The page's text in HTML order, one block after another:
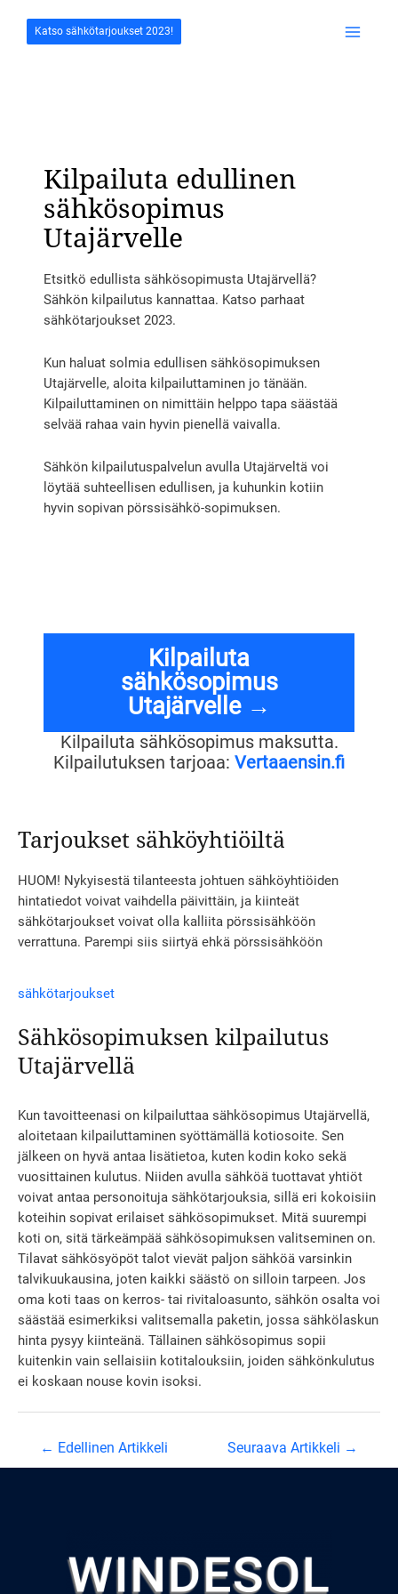
sisältöönKatso sähkötarjoukset 2023!
Kilpailuta edullinen
sähkösopimus
Utajärvelle
Etsitkö edullista sähkösopimusta Utajärvellä?
Sähkön kilpailutus kannattaa. Katso parhaat
sähkötarjoukset 2023.
Kun haluat solmia edullisen sähkösopimuksen
Utajärvelle, aloita kilpailuttaminen jo tänään.
Kilpailuttaminen on nimittäin helppo tapa säästää
selvää rahaa vain hyvin pienellä vaivalla.
Sähkön kilpailutuspalvelun avulla Utajärveltä voi
löytää suhteellisen edullisen, ja kuhunkin kotiin
hyvin sopivan pörssisähkö-sopimuksen.
Kilpailuta
sähkösopimus
Utajärvelle →
Kilpailuta sähkösopimus maksutta.
Kilpailutuksen tarjoaa: Vertaaensin.fi
Tarjoukset sähköyhtiöiltä
HUOM! Nykyisestä tilanteesta johtuen sähköyhtiöiden
hintatiedot voivat vaihdella päivittäin, ja kiinteät
sähkötarjoukset voivat olla kalliita pörssisähköön
verrattuna. Parempi siis siirtyä ehkä pörssisähköön
sähkötarjoukset
Sähkösopimuksen kilpailutus
Utajärvellä
Kun tavoitteenasi on kilpailuttaa sähkösopimus Utajärvellä,
aloitetaan kilpailuttaminen syöttämällä kotiosoite. Sen
jälkeen on hyvä antaa lisätietoa, kuten kodin koko sekä
vuosittainen kulutus. Niiden avulla sähköä tuottavat yhtiöt
voivat antaa personoituja sähkötarjouksia, sillä eri kokoisiin
koteihin sopivat erilaiset sähkösopimukset. Mitä suurempi
koti on, sitä tärkeämpää sähkösopimuksen valitseminen on.
Tilavat sähkösyöpöt talot vievät paljon sähköä varsinkin
talvikuukausina, joten kaikki säästö on silloin tarpeen. Jos
oma koti taas on kerros- tai rivitaloasunto, sähkön osalta voi
säästää esimerkiksi valitsemalla paketin, jossa sähkölaskun
hinta pysyy kiinteänä. Tällainen sähkösopimus sopii
kuitenkin vain sellaisiin kotitalouksiin, joiden sähkönkulutus
ei koskaan nouse kovin isoksi.
Artikkelien
← Edellinen Artikkeli Seuraava Artikkeli →